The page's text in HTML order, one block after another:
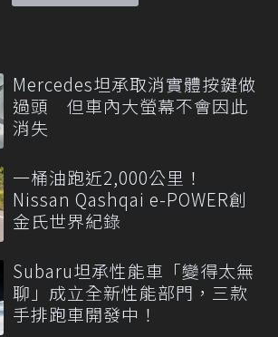
Mercedes坦承取消實體按鍵做
過頭 但車內大螢幕不會因此
消失
一桶油跑近2,000公里！
Nissan Qashqai e-POWER創
金氏世界紀錄
Subaru坦承性能車「變得太無
聊」成立全新性能部門，三款
手排跑車開發中！